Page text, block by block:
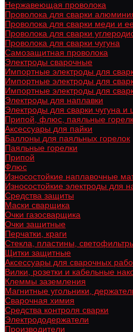
Нержавеющая проволока
Проволока для сварки
Проволока для сварки меди и
Проволока для сварки
Проволока для сварки чугуна
Самозащитная проволока
Электроды сварочные
Импортные электроды для
Импортные электроды для
Импортные электроды для
Электроды для наплавки
Электроды для сварки чугуна и
Припой, флюс, паяльные
Аксессуары для пайки
Баллоны для паяльных горелок
Паяльные горелки
Припой
Флюс
Износостойкие наплавочные
Износостойкие электроды для
Средства защиты
Маски сварщика
Очки газосварщика
Очки защитные
Перчатки, краги
Стекла, пластины,
Щитки защитные
Аксессуары для сварочных
Вилки, розетки и кабельные
Клеммы заземления
Магнитные угольники,
Сварочная химия
Средства контроля сварки
Электрододержатели
Производители